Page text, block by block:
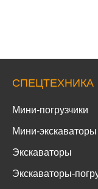
СПЕЦТЕХНИКА
Мини-погрузчики
Мини-экскаваторы
Экскаваторы
Экскаваторы-